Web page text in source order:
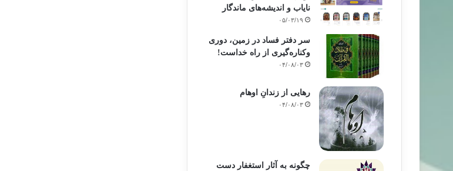
نایاب و اندیشه‌های ماندگار
۰۵/۰۳/۱۹
سر دفتر فساد در زمین‌، دوری
وکناره‌گیری از راه خداست‌!
۰۴/۰۸/۰۳
رهایی از زندانِ اوهام
۰۴/۰۸/۰۳
چگونه به آثار استغفار دست